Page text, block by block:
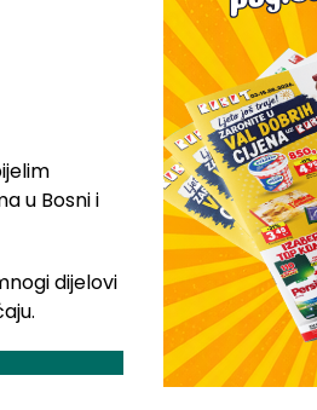
u Bosni i
dijelovi